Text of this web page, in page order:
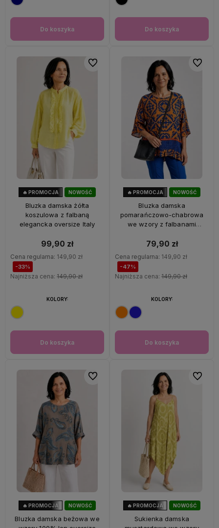
Do koszyka Do koszyka
NOWOŚĆ
OKAZJA
🔥 PROMOCJA
Bluzka damska żółta
koszulowa z falbaną
elegancka oversize Italy
99,90 zł
Cena regularna: 149,90 zł
-33%
Najniższa cena: 149,90 zł
Do koszyka
KOLORY:
Do ulubionych
NOWOŚĆ
🔥 PROMOCJA
Bluzka damska
pomarańczowo-chabrowa
we wzory z falbanami
79,90 zł
Cena regularna: 149,90 zł
-47%
Najniższa cena: 149,90 zł
Do koszyka
KOLORY:
Do
NOWOŚĆ
OKAZJA
🔥 PROMOCJA
Bluzka damska beżowa we
Do ulubionych
NOWOŚĆ
🔥 PROMOCJA
Sukienka damska
Do